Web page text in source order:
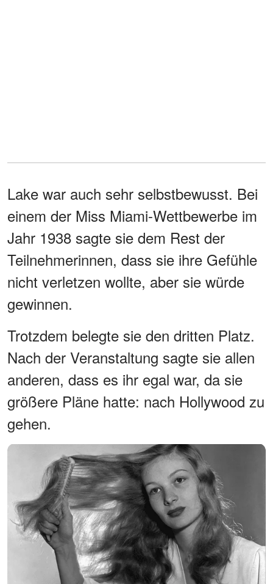
Lake war auch sehr selbstbewusst. Bei
einem der Miss Miami-Wettbewerbe im
Jahr 1938 sagte sie dem Rest der
Teilnehmerinnen, dass sie ihre Gefühle
nicht verletzen wollte, aber sie würde
gewinnen.
Trotzdem belegte sie den dritten Platz.
Nach der Veranstaltung sagte sie allen
anderen, dass es ihr egal war, da sie
größere Pläne hatte: nach Hollywood zu
gehen.